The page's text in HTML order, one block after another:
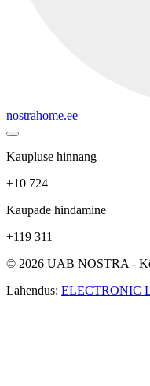
nostrahome.ee
Kaupluse hinnang
+10 724
Kaupade hindamine
+119 311
© 2026 UAB NOSTRA -
Lahendus: ELECTRONIC